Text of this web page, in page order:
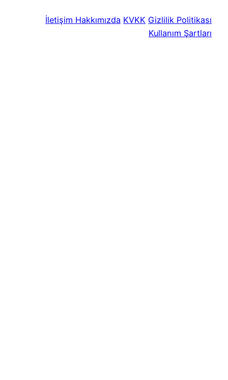
İletişim Hakkımızda KVKK Gizlilik Politikası
Kullanım Şartları